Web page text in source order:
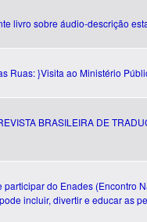
livro sobre áudio-descrição
Ruas: }Visita ao Ministério
BRASILEIRA DE
participar do Enades (Encontro
incluir, divertir e educar as